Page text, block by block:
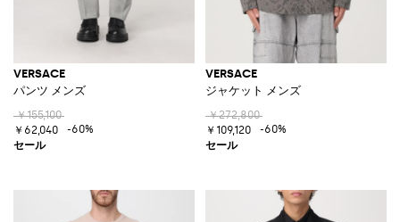
VERSACE
パンツ メンズ
￥155,100
￥62,040
-60%
VERSACE
ジャケット メンズ
￥272,800
￥109,120
-60%